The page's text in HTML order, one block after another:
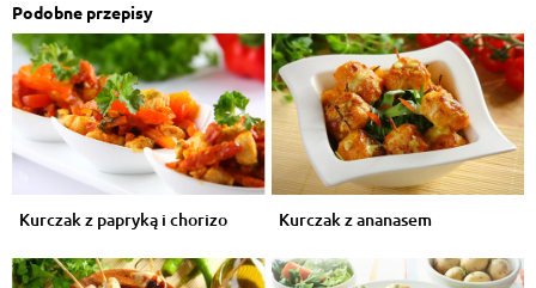
Podobne przepisy
Kurczak z papryką i chorizo Kurczak z ananasem